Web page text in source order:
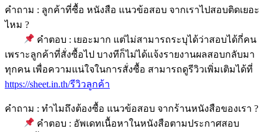
คำถาม : ลูกค้าที่ซื้อ หนังสือ แนวข้อสอบ จากเราไปสอบติดเยอะ
ไหม ?
คำตอบ : เยอะมาก แต่ไม่สามารถระบุได้ว่าสอบได้กี่คน
เพราะลูกค้าที่สั่งซื้อไป บางทีก็ไม่ได้แจ้งรายงานผลสอบกลับมา
ทุกคน เพื่อความแน่ใจในการสั่งซื้อ สามารถดูรีวิวเพิ่มเติมได้ที่
https://sheet.in.th/รีวิวลูกค้า
คำถาม : ทำไมถึงต้องซื้อ แนวข้อสอบ จากร้านหนังสือของเรา ?
คำตอบ : อัพเดทเนื้อหาในหนังสือตามประกาศสอบ